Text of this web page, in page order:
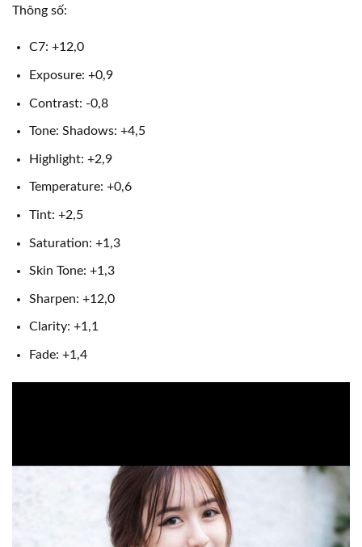
Thông số:
C7: +12,0
Exposure: +0,9
Contrast: -0,8
Tone: Shadows: +4,5
Highlight: +2,9
Temperature: +0,6
Tint: +2,5
Saturation: +1,3
Skin Tone: +1,3
Sharpen: +12,0
Clarity: +1,1
Fade: +1,4